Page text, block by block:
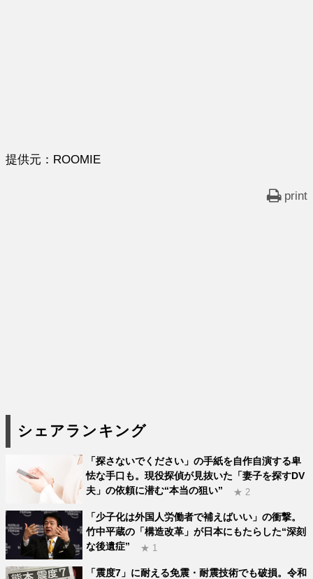
提供元：ROOMIE
print
シェアランキング
「探さないでください」の手紙を自作自演する卑
怯な手口も。現役探偵が見抜いた「妻子を探すDV
夫」の依頼に潜む“本当の狙い”
★ 2
「少子化は外国人労働者で補えばいい」の衝撃。
竹中平蔵の「構造改革」が日本にもたらした“深刻
な後遺症”
★ 1
「震度7」に耐える免震・耐震技術でも破損。令和